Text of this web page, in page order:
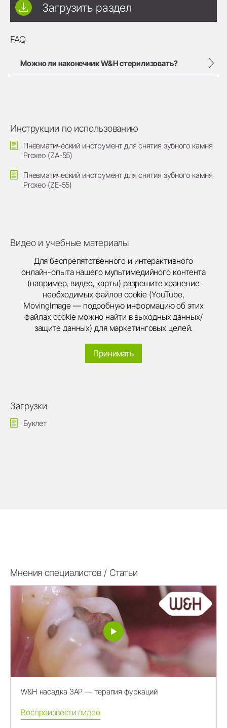
Загрузить раздел
FAQ
Можно ли наконечник W&H стерилизовать?
Инструкции по использованию
Пневматический инструмент для снятия зубного камня
Proxeo (ZA-55)
Пневматический инструмент для снятия зубного камня
Proxeo (ZE-55)
Видео и учебные материалы
Для беспрепятственного и интерактивного
онлайн-опыта нашего мультимедийного контента
(например, видео, карты) разрешите хранение
необходимых файлов cookie (YouTube,
MovingImage — подробную информацию об этих
файлах cookie можно найти в выходных данных/
защите данных) для маркетинговых целей.
Принимать
Загрузки
Буклет
Мнения специалистов / Статьи
W&H насадка 3AP — терапия фуркаций
Воспроизвести видео